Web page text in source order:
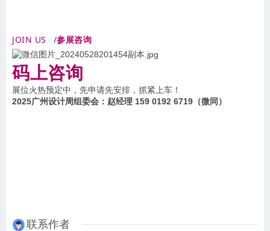
JOIN US /参展咨询
码上咨询
展位火热预定中，先申请先安排，抓紧上车！
2025广州设计周组委会：赵经理 159 0192 6719（微同）
联系作者